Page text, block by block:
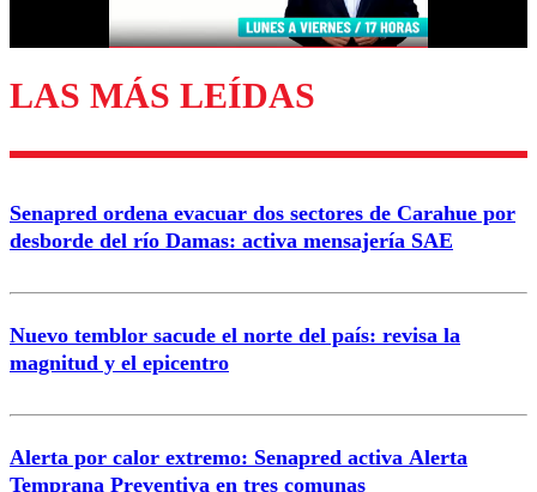
Enviar comentario
LAS MÁS LEÍDAS
Senapred ordena evacuar dos sectores de Carahue por
desborde del río Damas: activa mensajería SAE
Nuevo temblor sacude el norte del país: revisa la
magnitud y el epicentro
Alerta por calor extremo: Senapred activa Alerta
Temprana Preventiva en tres comunas